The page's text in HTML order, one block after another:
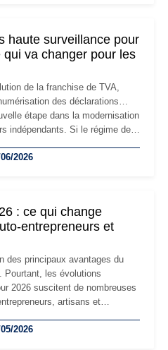
haute surveillance pour
qui va changer pour les
de la franchise de TVA,
des déclarations…
étape dans la modernisation
indépendants. Si le régime de
s'adapter à un environnement
2026
: ce qui change
entrepreneurs et
des principaux avantages du
Pourtant, les évolutions
2026 suscitent de nombreuses
artisans et
vers la TVA : les règles
2026